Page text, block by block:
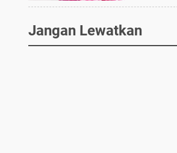
Jangan Lewatkan